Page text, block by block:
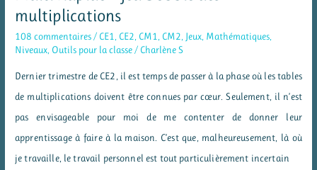
réflexions
et
affichage
multiplications
108 commentaires / CE1 CE2 CM1 CM2 Jeux Mathématiques
Niveaux Outils pour la classe / Charlène S
Dernier trimestre de CE2, il est temps de passer à la phase où les tables
de multiplications doivent être connues par cœur. Seulement, il n’est
pas envisageable pour moi de me contenter de donner leur
apprentissage à faire à la maison. C’est que, malheureusement, là où
je travaille, le travail personnel est tout particulièrement incertain